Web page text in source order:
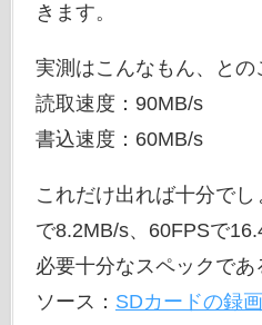
きます。
実測はこんなもん、との
読取速度：90MB/s
書込速度：60MB/s
これだけ出れば十分で
で8.2MB/s、60FPSで
必要十分なスペックであ
ソース： SDカードの録